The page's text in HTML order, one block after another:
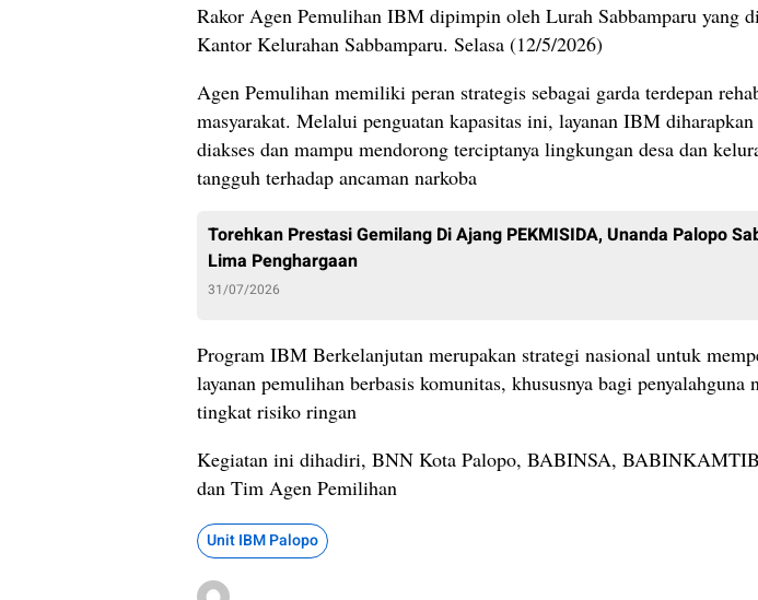
Rakor Agen Pemulihan IBM dipimpin oleh Lurah Sabbamparu yang
Kantor Kelurahan Sabbamparu. Selasa (12/5/2026)
Agen Pemulihan memiliki peran strategis sebagai garda terdepan
masyarakat. Melalui penguatan kapasitas ini, layanan IBM
diakses dan mampu mendorong terciptanya lingkungan desa dan
tangguh terhadap ancaman narkoba
Torehkan Prestasi Gemilang Di Ajang PEKMISIDA, Unanda Palopo
Lima Penghargaan
31/07/2026
Program IBM Berkelanjutan merupakan strategi nasional untuk
layanan pemulihan berbasis komunitas, khususnya bagi penyalahguna
tingkat risiko ringan
Kegiatan ini dihadiri, BNN Kota Palopo, BABINSA,
dan Tim Agen Pemilihan
Unit IBM Palopo